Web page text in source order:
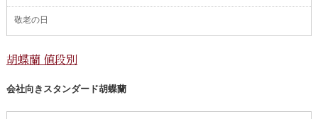
敬老の日
胡蝶蘭 値段別
会社向きスタンダード胡蝶蘭